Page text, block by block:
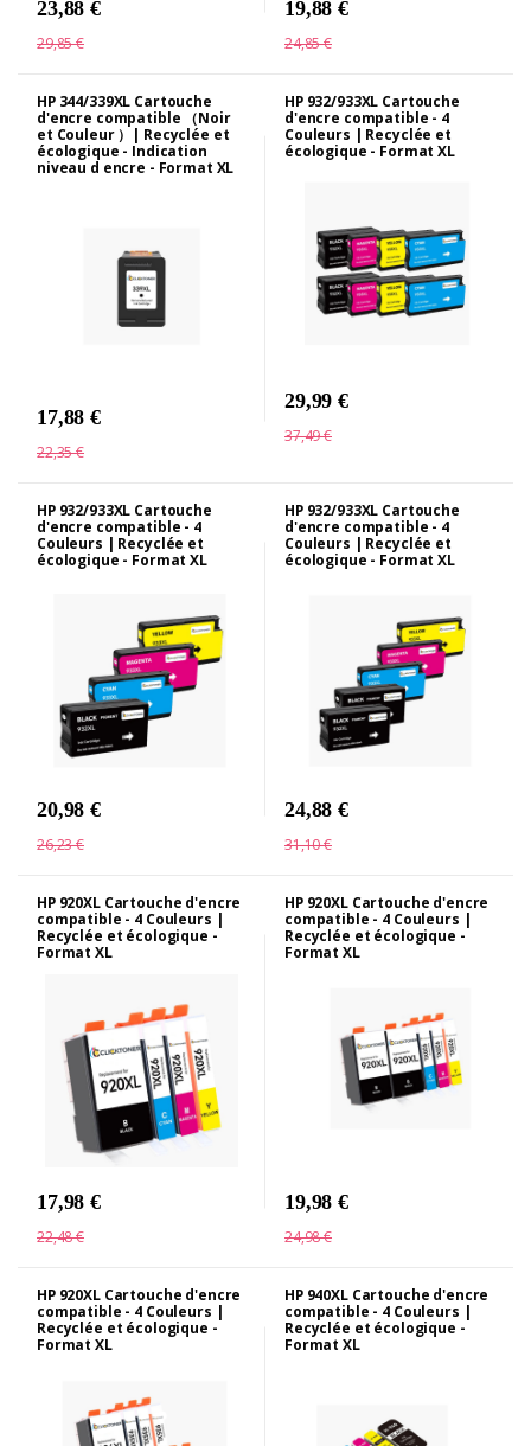
23,88 €
29,85 €
19,88 €
24,85 €
HP 344/339XL Cartouche
d'encre compatible （Noir
et Couleur ）| Recyclée et
écologique - Indication
niveau d encre - Format XL
17,88 €
22,35 €
HP 932/933XL Cartouche
d'encre compatible - 4
Couleurs | Recyclée et
écologique - Format XL
29,99 €
37,49 €
HP 932/933XL Cartouche
d'encre compatible - 4
Couleurs | Recyclée et
écologique - Format XL
20,98 €
26,23 €
HP 932/933XL Cartouche
d'encre compatible - 4
Couleurs | Recyclée et
écologique - Format XL
24,88 €
31,10 €
HP 920XL Cartouche d'encre
compatible - 4 Couleurs |
Recyclée et écologique -
Format XL
17,98 €
22,48 €
HP 920XL Cartouche d'encre
compatible - 4 Couleurs |
Recyclée et écologique -
Format XL
19,98 €
24,98 €
HP 920XL Cartouche d'encre
compatible - 4 Couleurs |
Recyclée et écologique -
Format XL
HP 940XL Cartouche d'encre
compatible - 4 Couleurs |
Recyclée et écologique -
Format XL